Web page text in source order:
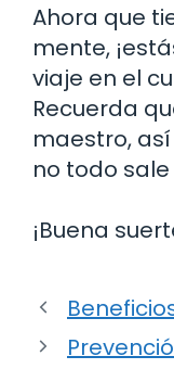
Ahora que
mente,
viaje en el
Recuerda
maestro,
no todo
¡Buena